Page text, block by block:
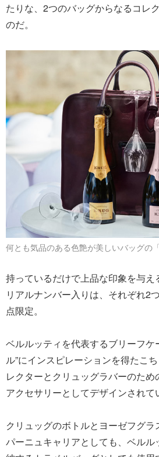
たりな、2つのバッグからなるコレ
のだ。
何とも気品のある色艶が美しいバッグの
持っているだけで上品な印象を与え
リアルナンバー入りは、それぞれ2
点限定。
ベルルッティを代表するブリーフケ
ル”にインスピレーションを得たこ
レクターとクリュッグラバーのた
アクセサリーとしてデザインされて
クリュッグのボトルとヨーゼフグ
パーニュキャリアとしても、ベルル